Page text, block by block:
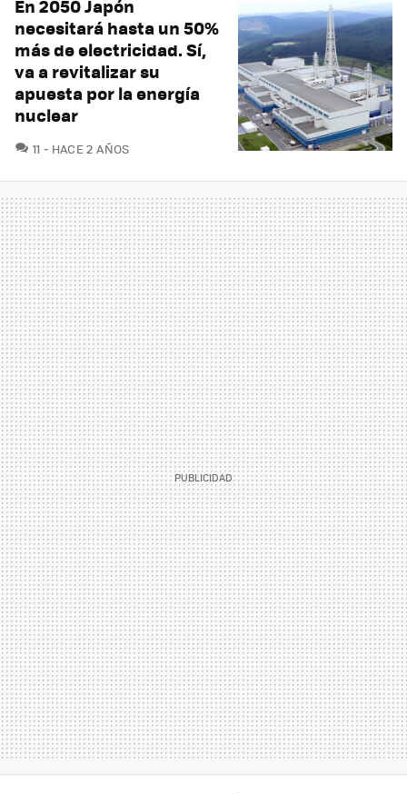
En 2050 Japón
necesitará hasta un 50%
más de electricidad. Sí,
va a revitalizar su
apuesta por la energía
nuclear
11 COMENTARIOS
HACE 2 AÑOS